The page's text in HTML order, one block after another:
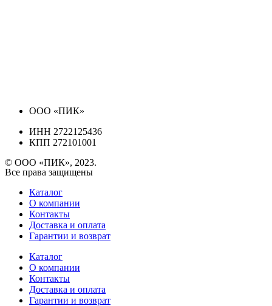
ООО «ПИК»
ИНН 2722125436
КПП 272101001
© ООО «ПИК», 2023.
Все права защищены
Каталог
О компании
Контакты
Доставка и оплата
Гарантии и возврат
Каталог
О компании
Контакты
Доставка и оплата
Гарантии и возврат